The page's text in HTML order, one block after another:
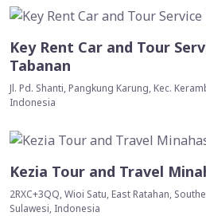
Key Rent Car and Tour
Tabanan
Jl. Pd. Shanti, Pangkung Karung, Kec.
Indonesia
Kezia Tour and Travel
2RXC+3QQ, Wioi Satu, East Ratahan,
Sulawesi, Indonesia